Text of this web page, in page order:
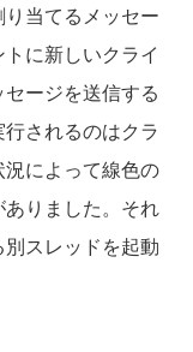
当てるメッセー
に新しいクライ
ージを送信する
されるのはクラ
によって線色の
りました。それ
スレッドを起動